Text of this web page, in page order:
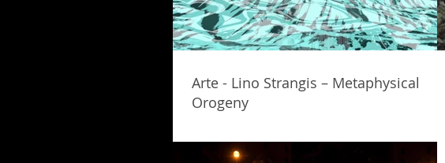
Arte - Lino Strangis – Metaphysical
Orogeny